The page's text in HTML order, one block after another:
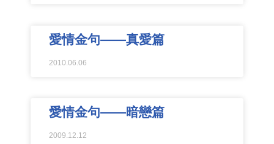
愛情金句——真愛篇
2010.06.06
愛情金句——暗戀篇
2009.12.12